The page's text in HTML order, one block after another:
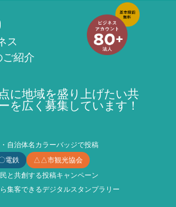
ス
ご紹介
に地域を盛り上げたい共
を広く募集しています！
自治体名カラーバッジで投稿
電鉄
△△市観光協会
と共創する投稿キャンペーン
集客できるデジタルスタンプラリー